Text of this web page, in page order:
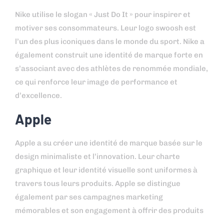
Nike utilise le slogan « Just Do It » pour inspirer et
motiver ses consommateurs. Leur logo swoosh est
l’un des plus iconiques dans le monde du sport. Nike a
également construit une identité de marque forte en
s’associant avec des athlètes de renommée mondiale,
ce qui renforce leur image de performance et
d’excellence.
Apple
Apple a su créer une identité de marque basée sur le
design minimaliste et l’innovation. Leur charte
graphique et leur identité visuelle sont uniformes à
travers tous leurs produits. Apple se distingue
également par ses campagnes marketing
mémorables et son engagement à offrir des produits